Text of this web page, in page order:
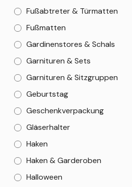
Fußabtreter & Türmatten
Fußmatten
Gardinenstores & Schals
Garnituren & Sets
Garnituren & Sitzgruppen
Geburtstag
Geschenkverpackung
Gläserhalter
Haken
Haken & Garderoben
Halloween